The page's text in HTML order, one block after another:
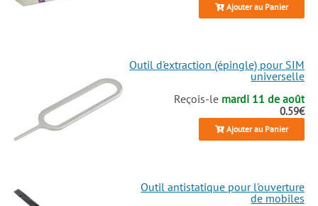
Ajouter au Panier
Outil d'extraction (épingle) pour SIM
universelle
Reçois-le mardi 11 de août
0.59€
Ajouter au Panier
Outil antistatique pour l'ouverture
de mobiles